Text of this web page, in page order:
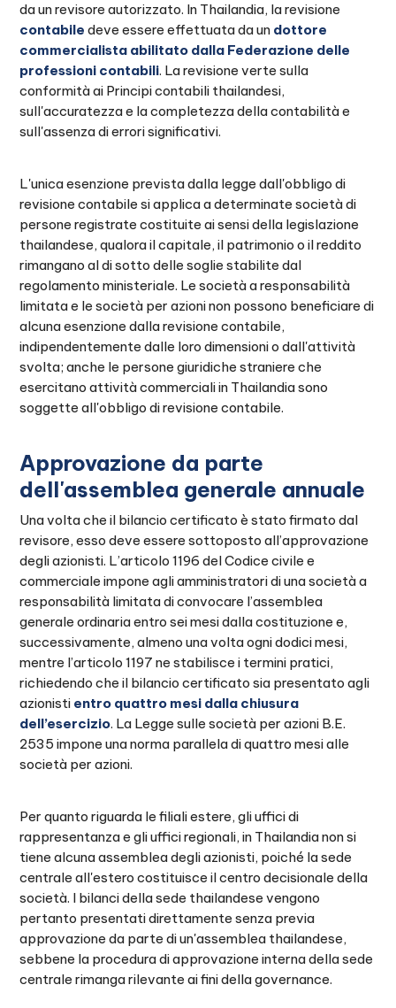
da un revisore autorizzato. In Thailandia, la revisione
contabile deve essere effettuata da un dottore
commercialista abilitato dalla Federazione delle
professioni contabili. La revisione verte sulla
conformità ai Principi contabili thailandesi,
sull'accuratezza e la completezza della contabilità e
sull'assenza di errori significativi.
L'unica esenzione prevista dalla legge dall'obbligo di
revisione contabile si applica a determinate società di
persone registrate costituite ai sensi della legislazione
thailandese, qualora il capitale, il patrimonio o il reddito
rimangano al di sotto delle soglie stabilite dal
regolamento ministeriale. Le società a responsabilità
limitata e le società per azioni non possono beneficiare di
alcuna esenzione dalla revisione contabile,
indipendentemente dalle loro dimensioni o dall'attività
svolta; anche le persone giuridiche straniere che
esercitano attività commerciali in Thailandia sono
soggette all'obbligo di revisione contabile.
Approvazione da parte
dell'assemblea generale annuale
Una volta che il bilancio certificato è stato firmato dal
revisore, esso deve essere sottoposto all’approvazione
degli azionisti. L’articolo 1196 del Codice civile e
commerciale impone agli amministratori di una società a
responsabilità limitata di convocare l’assemblea
generale ordinaria entro sei mesi dalla costituzione e,
successivamente, almeno una volta ogni dodici mesi,
mentre l’articolo 1197 ne stabilisce i termini pratici,
richiedendo che il bilancio certificato sia presentato agli
azionisti entro quattro mesi dalla chiusura
dell’esercizio. La Legge sulle società per azioni B.E.
2535 impone una norma parallela di quattro mesi alle
società per azioni.
Per quanto riguarda le filiali estere, gli uffici di
rappresentanza e gli uffici regionali, in Thailandia non si
tiene alcuna assemblea degli azionisti, poiché la sede
centrale all'estero costituisce il centro decisionale della
società. I bilanci della sede thailandese vengono
pertanto presentati direttamente senza previa
approvazione da parte di un'assemblea thailandese,
sebbene la procedura di approvazione interna della sede
centrale rimanga rilevante ai fini della governance.